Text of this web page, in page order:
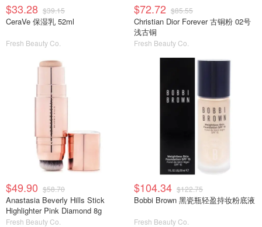
$33.28 $39.15
CeraVe 保湿乳 52ml
Fresh Beauty Co.
$72.72 $85.55
Christian Dior Forever 古铜粉 02号
浅古铜
Fresh Beauty Co.
$49.90 $58.70
Anastasia Beverly Hills Stick
Highlighter Pink Diamond 8g
Fresh Beauty Co.
$104.34 $122.75
Bobbi Brown 黑瓷瓶轻盈持妆粉底液
Fresh Beauty Co.